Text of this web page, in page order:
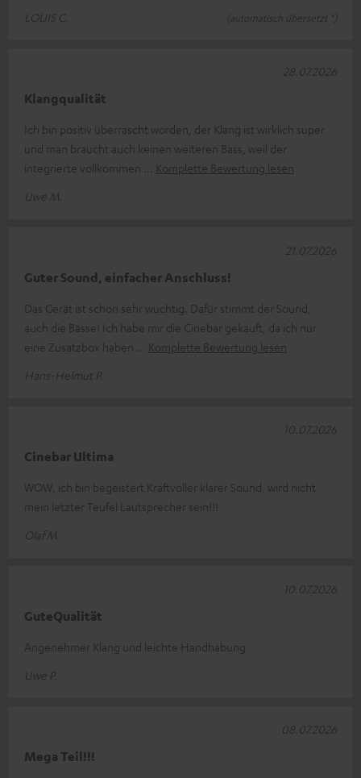
LOUIS C.
(automatisch übersetzt *)
Klangqualität
Ich bin positiv überrascht worden, der Klang ist wirklich super
und man braucht auch keinen weiteren Bass, weil der
integrierte vollkommen
Komplette Bewertung lesen
Uwe M.
28.07.2026
Guter Sound, einfacher Anschluss!
Das Gerät ist schon sehr wuchtig. Dafür stimmt der Sound,
auch die Bässe! Ich habe mir die Cinebar gekauft, da ich nur
eine Zusatzbox haben
Komplette Bewertung lesen
Hans-Helmut P.
21.07.2026
Cinebar Ultima
WOW, ich bin begeistert Kraftvoller klarer Sound, wird nicht
mein letzter Teufel Lautsprecher sein!!!
Olaf M.
10.07.2026
GuteQualität
Angenehmer Klang und leichte Handhabung
Uwe P.
10.07.2026
Mega Teil!!!
08.07.2026